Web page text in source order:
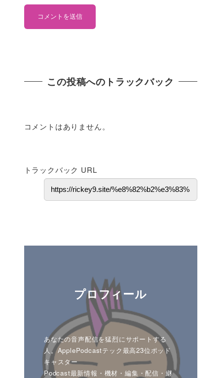
この投稿へのトラックバック
コメントはありません。
トラックバック URL
プロフィール
あなたの音声配信を猛烈にサポートする
人。ApplePodcastテック最高23位ポッド
キャスター
Podcast最新情報・機材・編集・配信・継